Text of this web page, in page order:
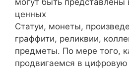
могут быть представлены
ценных
Статуи, монеты,
граффити, реликвии,
предметы. По мере того,
продвигаемся в